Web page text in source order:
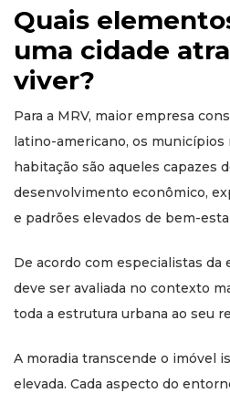
Quais
uma cidade
viver?
Para a MRV, maior empresa
latino-americano, os municípios
habitação são aqueles capazes
desenvolvimento econômico,
e padrões elevados de bem-
De acordo com especialistas da
deve ser avaliada no contexto
toda a estrutura urbana ao seu
A moradia transcende o imóvel
elevada. Cada aspecto do